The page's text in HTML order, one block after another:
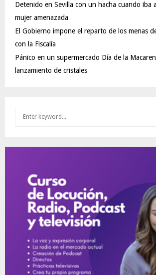
Detenido en Sevilla con un hacha cuando iba
mujer amenazada
El Gobierno impone el reparto de los menas
con la Fiscalía
Pánico en un supermercado Día de la
lanzamiento de cristales